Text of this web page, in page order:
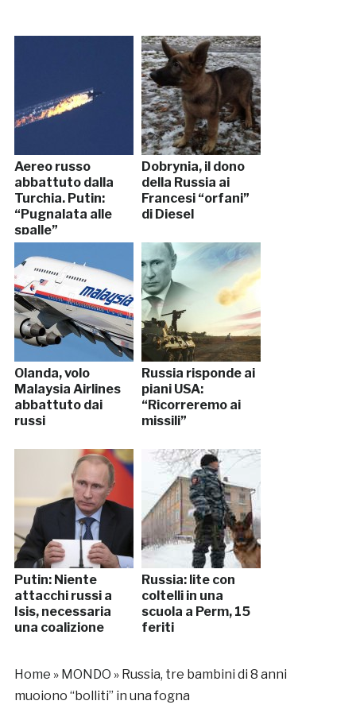
Aereo russo
abbattuto dalla
Turchia. Putin:
“Pugnalata alle
spalle”
Dobrynia, il dono
della Russia ai
Francesi “orfani”
di Diesel
Olanda, volo
Malaysia Airlines
abbattuto dai
russi
Russia risponde ai
piani USA:
“Ricorreremo ai
missili”
Putin: Niente
attacchi russi a
Isis, necessaria
una coalizione
Russia: lite con
coltelli in una
scuola a Perm, 15
feriti
Home » MONDO » Russia, tre bambini di 8 anni
muoiono “bolliti” in una fogna